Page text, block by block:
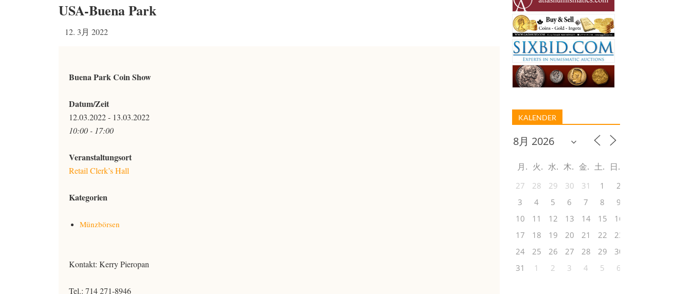
USA-Buena Park
12. 3月 2022
Buena Park Coin Show
Datum/Zeit
12.03.2022 - 13.03.2022
10:00 - 17:00
Veranstaltungsort
Retail Clerk’s Hall
Kategorien
Münzbörsen
Kontakt: Kerry Pieropan
Tel.: 714 271-8946
KALENDER
月 火 水 木 金 土 日
27 28 29 30 31 1
2
3
4 5 6 7 8
9
10
11 12 13 14 15
16
17
18 19 20 21 22
23
24
25 26 27 28 29
30
31
1 2 3 4 5 6